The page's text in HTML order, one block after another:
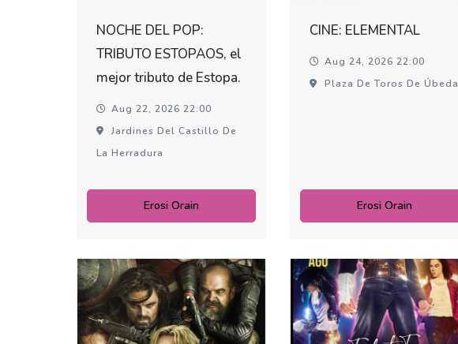
NOCHE DEL POP:
TRIBUTO ESTOPAOS, el
mejor tributo de Estopa.
Aug 22, 2026 22:00
Jardines Del Castillo De
La Herradura
Erosi Orain
CINE: ELEMENTAL
Aug 24, 2026 22:00
Plaza De Toros De Úbeda
Erosi Orain